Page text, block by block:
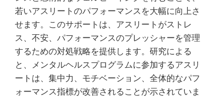
若いアスリートのパフォーマンスを大幅に向上さ
せます。このサポートは、アスリートがストレ
ス、不安、パフォーマンスのプレッシャーを管理
するための対処戦略を提供します。研究による
と、メンタルヘルスプログラムに参加するアスリ
ートは、集中力、モチベーション、全体的なパフ
ォーマンス指標が改善されることが示されていま